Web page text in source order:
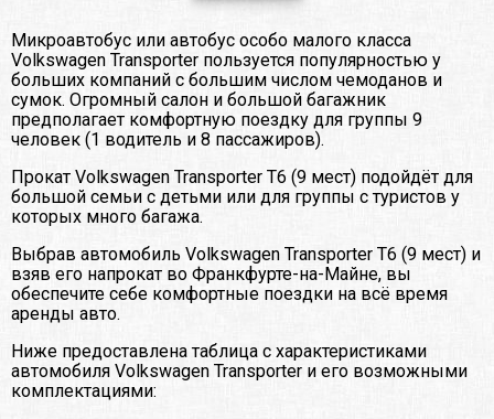
Микроавтобус или автобус особо малого класса
Volkswagen Transporter пользуется популярностью у
больших компаний с большим числом чемоданов и
сумок. Огромный салон и большой багажник
предполагает комфортную поездку для группы 9
человек (1 водитель и 8 пассажиров).
Прокат Volkswagen Transporter T6 (9 мест) подойдёт для
большой семьи с детьми или для группы с туристов у
которых много багажа.
Выбрав автомобиль Volkswagen Transporter T6 (9 мест) и
взяв его напрокат во Франкфурте-на-Майне, вы
обеспечите себе комфортные поездки на всё время
аренды авто.
Ниже предоставлена таблица с характеристиками
автомобиля Volkswagen Transporter и его возможными
комплектациями: